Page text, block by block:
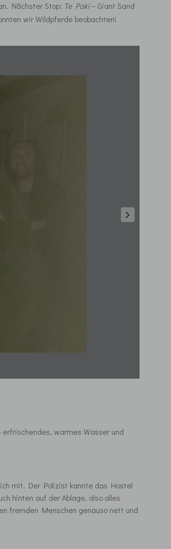
Nächster Stop: Te Paki– Giant Sand
wir Wildpferde beobachten!
warmes Wasser und
mit. Der Polizist kannte das Hostel
hinten auf der Ablage, also alles
fremden Menschen genauso nett und